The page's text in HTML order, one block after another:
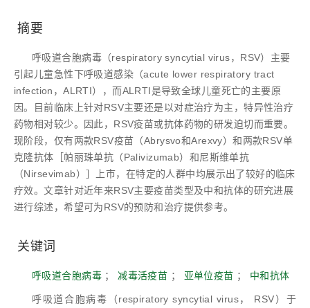
摘要
呼吸道合胞病毒（respiratory syncytial virus，RSV）主要
引起儿童急性下呼吸道感染（acute lower respiratory tract
infection，ALRTI），而ALRTI是导致全球儿童死亡的主要原
因。目前临床上针对RSV主要还是以对症治疗为主，特异性治疗
药物相对较少。因此，RSV疫苗或抗体药物的研发迫切而重要。
现阶段，仅有两款RSV疫苗（Abrysvo和Arexvy）和两款RSV单
克隆抗体［帕丽珠单抗（Palivizumab）和尼斯维单抗
（Nirsevimab）］上市，在特定的人群中均展示出了较好的临床
疗效。文章针对近年来RSV主要疫苗类型及中和抗体的研究进展
进行综述，希望可为RSV的预防和治疗提供参考。
关键词
呼吸道合胞病毒；减毒活疫苗 ； 亚单位疫苗 ； 中和抗体
呼吸道合胞病毒（respiratory syncytial virus， RSV）于